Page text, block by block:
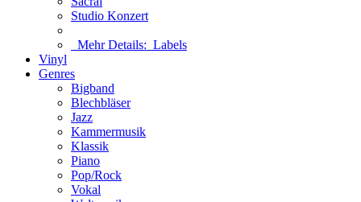
Studio Konzert
Mehr Details: Labels
Vinyl
Genres
Bigband
Blechbläser
Jazz
Kammermusik
Klassik
Piano
Pop/Rock
Vokal